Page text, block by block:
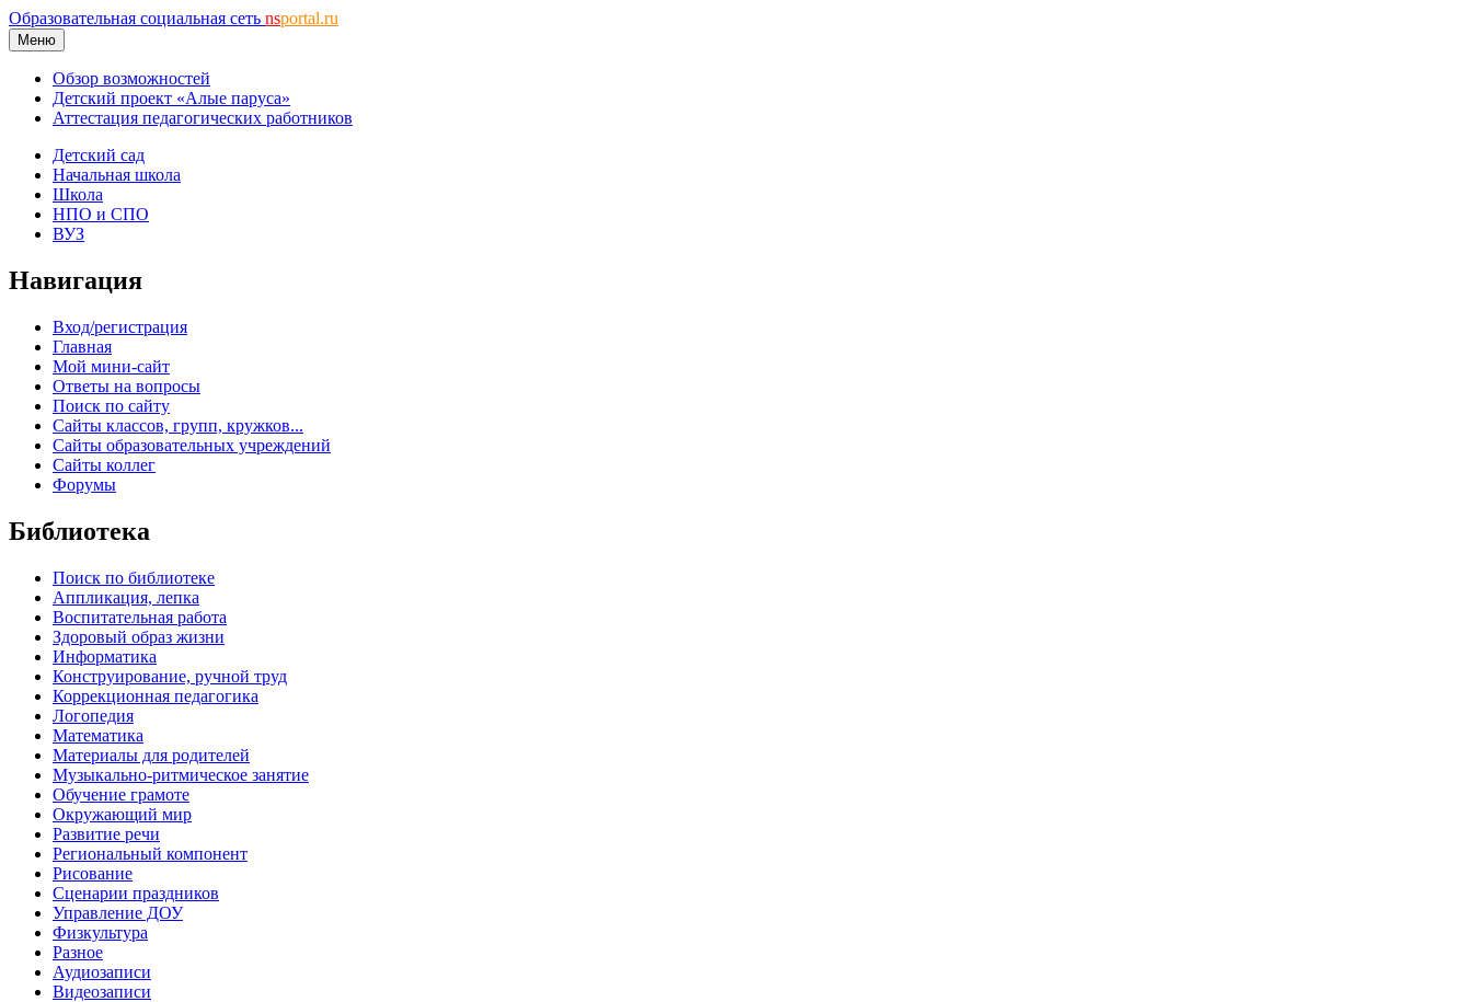
Образовательная социальная сеть nsportal.ru
Меню
Обзор возможностей
Детский проект «Алые паруса»
Аттестация педагогических работников
Детский сад
Начальная школа
Школа
НПО и СПО
ВУЗ
Навигация
Вход/регистрация
Главная
Мой мини-сайт
Ответы на вопросы
Поиск по сайту
Сайты классов, групп, кружков...
Сайты образовательных учреждений
Сайты коллег
Форумы
Библиотека
Поиск по библиотеке
Аппликация, лепка
Воспитательная работа
Здоровый образ жизни
Информатика
Конструирование, ручной труд
Коррекционная педагогика
Логопедия
Математика
Материалы для родителей
Музыкально-ритмическое занятие
Обучение грамоте
Окружающий мир
Развитие речи
Региональный компонент
Рисование
Сценарии праздников
Управление ДОУ
Физкультура
Разное
Аудиозаписи
Видеозаписи